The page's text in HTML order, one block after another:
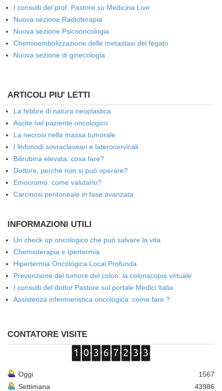
I consulti del prof. Pastore su Medicina Live
Nuova sezione Radioterapia
Nuova sezione Psicooncologia
Chemioembolizzazione delle metastasi del fegato
Nuova sezione di ginecologia
ARTICOLI PIU' LETTI
La febbre di natura neoplastica
Ascite nel paziente oncologico
La necrosi nella massa tumorale
I linfonodi sovraclaveari e laterocervicali
Bilirubina elevata: cosa fare?
Dottore, perché non si può operare?
Emocromo: come valutarlo?
Carcinosi peritoneale in fase avanzata
INFORMAZIONI UTILI
Un check up oncologico che può salvare la vita
Chemioterapia e Ipertermia
Hipertermia Oncológica Local Profunda
Prevenzione del tumore del colon: la colonscopia virtuale
I consulti del dottor Pastore sul portale Medici Italia
Assistenza infermieristica oncologica: come fare ?
CONTATORE VISITE
Oggi
1567
Settimana
43986